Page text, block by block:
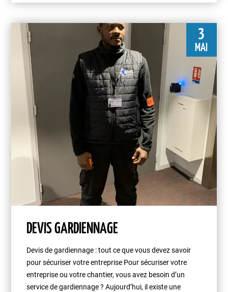
3
MAI
DEVIS GARDIENNAGE
Devis de gardiennage : tout ce que vous devez savoir
pour sécuriser votre entreprise Pour sécuriser votre
entreprise ou votre chantier, vous avez besoin d’un
service de gardiennage ? Aujourd’hui, il existe une